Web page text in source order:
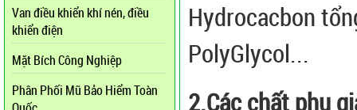
Van điều khiển khí nén, điều
khiển điện
Mặt Bích Công Nghiệp
Phân Phối Mũ Bảo Hiểm Toàn
Hydrocacbon
PolyGlycol...
2.Các chất phụ